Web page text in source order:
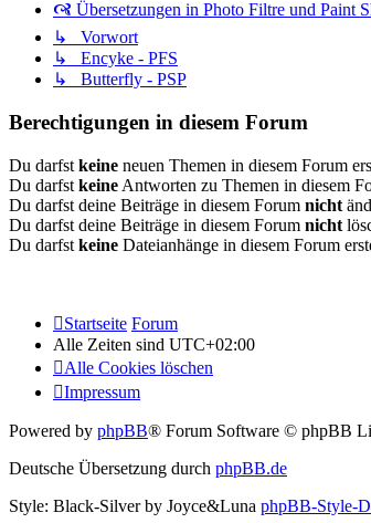
🙧 Übersetzungen in Photo Filtre und Paint
↳ Vorwort
↳ Encyke - PFS
↳ Butterfly - PSP
Berechtigungen in diesem Forum
Du darfst keine neuen Themen in diesem Forum
Du darfst keine Antworten zu Themen in diesem
Du darfst deine Beiträge in diesem Forum nicht
Du darfst deine Beiträge in diesem Forum nicht
Du darfst keine Dateianhänge in diesem Forum
Startseite Forum
Alle Zeiten sind UTC+02:00
Alle Cookies löschen
Impressum
Powered by phpBB® Forum Software © phpBB
Deutsche Übersetzung durch phpBB.de
Style: Black-Silver by Joyce&Luna phpBB-Style-